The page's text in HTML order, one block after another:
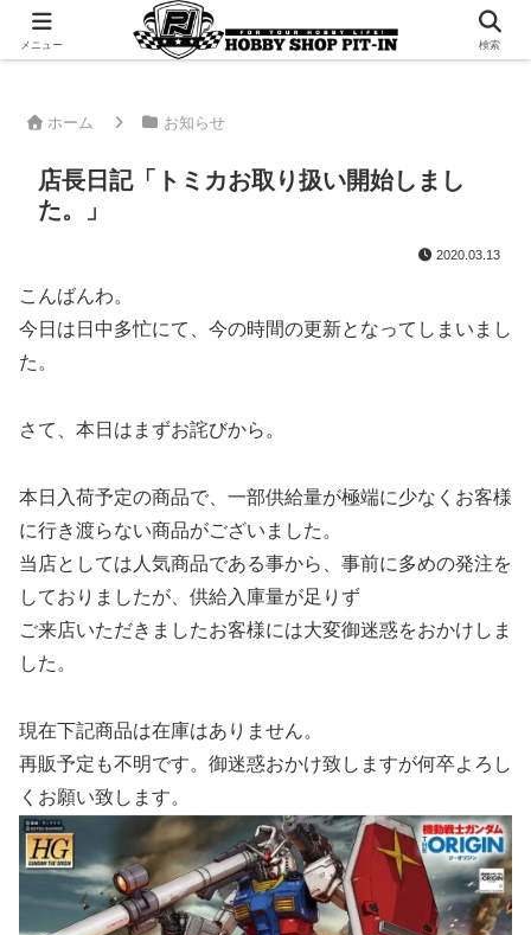
千葉県君津市でラジコンやプラモデルを販売。 ピットインのウェブサイトです
ホーム お知らせ
店長日記「トミカお取り扱い開始しまし
た。」
2020.03.13
こんばんわ。
今日は日中多忙にて、今の時間の更新となってしまいまし
た。
さて、本日はまずお詫びから。
本日入荷予定の商品で、一部供給量が極端に少なくお客様
に行き渡らない商品がございました。
当店としては人気商品である事から、事前に多めの発注を
しておりましたが、供給入庫量が足りず
ご来店いただきましたお客様には大変御迷惑をおかけしま
した。
現在下記商品は在庫はありません。
再販予定も不明です。御迷惑おかけ致しますが何卒よろし
くお願い致します。
メニュー 検索